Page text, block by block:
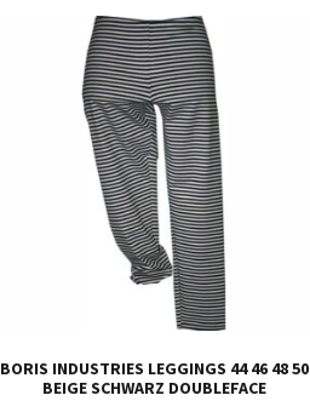
BORIS INDUSTRIES LEGGINGS 44 46 48 50
BEIGE SCHWARZ DOUBLEFACE